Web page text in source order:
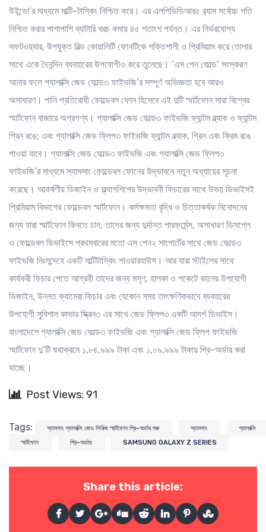
উইন্ডো’র মাধ্যমে মাল্টি-টাস্কিং নিশ্চিত করে। এর এলপিডিডিআর৫ র‍্যাম সর্বোচ্চ গতি
নিশ্চিত করার পাশাপাশি ব্যাটারি খরচ কমায় ৪৫ শতাংশ পর্যন্ত। এর নির্ভরযোগ্য
সফটওয়্যার, উপযুক্ত বিল্ড কোয়ালিটি ফোনটিকে শক্তিশালী ও প্রিমিয়াম করে তোলার
সাথে একে দৈনন্দিন ব্যবহারের উপযোগীও করে তুলেছে। ‘এস পেন ফোল্ড’ সংস্করণ
আনার ফলে গ্যালাক্সি জেড ফোল্ড৩ ফাইভজি’র সম্পূর্ণ অভিজ্ঞতা হবে আরও
অসাধারণ। পানি প্রতিরোধী ফোল্ডেবল ফোন হিসেবে এই দুটি স্মার্টফোন সারা বিশ্বের
স্মার্টফোন বাজারে অগ্রগণ্য। গ্যালাক্সি জেড ফোল্ড৩ ফাইভজি ফ্যান্টম ব্ল্যাক ও ফ্যান্টম
গ্রিন রঙে; এবং গ্যালাক্সি জেড ফ্লিপ৩ ফাইভজি ফ্যান্টম ব্ল্যাক, গ্রিন এবং ক্রিম রঙে
পাওয়া যাবে। গ্যালাক্সি জেড ফোল্ড৩ ফাইভজি এবং গ্যালাক্সি জেড ফ্লিপ৩
ফাইভজি’র মাধ্যমে স্যামসাং ফোল্ডেবল ফোনের উদ্ভাবনে নতুন অধ্যায়ের সূচনা
করেছে। আকর্ষণীয় ডিজাইন ও ফ্ল্যাগশিপের উদ্ভাবনী ফিচারের সাথে উভয় ডিভাইসই
প্রিমিয়াম বিভাগের ফোল্ডেবল স্মার্টফোন। কর্মক্ষমতা বৃদ্ধি ও চিত্তাকর্ষক বিনোদনের
জন্য যারা স্মার্টফোন কিনতে চান, তাদের জন্য দুর্দান্ত পারফর্মেন্স, অসাধারণ ডিসপ্লে
ও ফোল্ডেবল ডিভাইসে প্রথমবারের মতো এস পেন২ সাপোর্টের সাথে জেড ফোল্ড৩
ফাইভজি নিঃসন্দেহে একটি মাল্টিটাস্কিং পাওয়ারহাউস। আর যারা স্টাইলের সাথে
কার্যকরী ফিচার পেতে আগ্রহী তাদের জন্য মসৃণ, হালকা ও পকেটে বহনের উপযোগী
ডিজাইন, উন্নত ক্যামেরা ফিচার এবং যেকোন সময় তাৎক্ষণিকভাবে ব্যবহারের
উপযোগী সুবিশাল কাভার স্ক্রিন৩ এর সাথে জেড ফ্লিপ৩ একটি আদর্শ ডিভাইস।
বাংলাদেশে গ্যালাক্সি জেড ফোল্ড৩ ফাইভজি এবং গ্যালাক্সি জেড ফ্লিপ ফাইভজি
স্মার্টফোন দু’টি যথাক্রমে ১,৮৪,৯৯৯ টাকা এবং ১,০৯,৯৯৯ টাকায় প্রি-অর্ডার করা
যাচ্ছে।
Post Views: 91
Tags: স্যামসাং গ্যালাক্সি জেড সিরিজ স্মার্টফোন প্রি-অর্ডার শুরু স্যামসাং
গ্যালাক্সি
স্মার্টফোন
প্রি-অর্ডার SAMSUNG GALAXY Z SERIES
Share this article: